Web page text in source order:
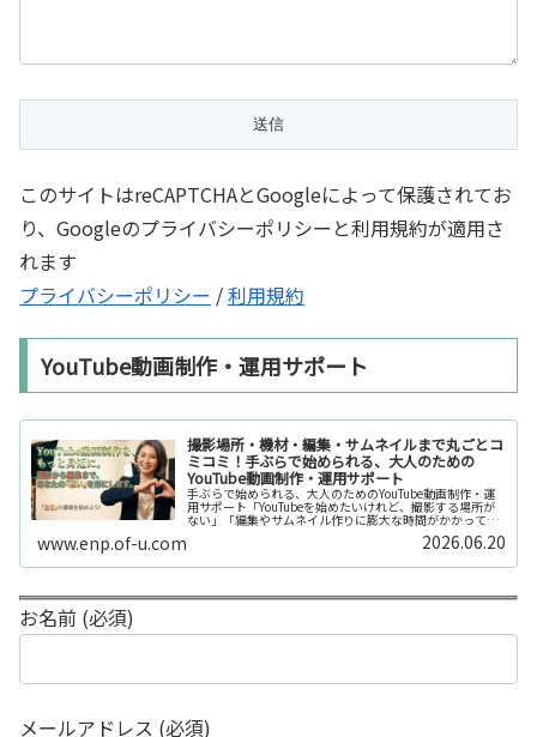
このサイトはreCAPTCHAとGoogleによって保護されてお
り、Googleのプライバシーポリシーと利用規約が適用さ
れます
プライバシーポリシー /利用規約
YouTube動画制作・運用サポート
撮影場所・機材・編集・サムネイルまで丸ごとコ
ミコミ！手ぶらで始められる、大人のための
YouTube動画制作・運用サポート
手ぶらで始められる、大人のためのYouTube動画制作・運
用サポート「YouTubeを始めたいけれど、撮影する場所が
ない」「編集やサムネイル作りに膨大な時間がかかって長
続きしない」「機材を揃えるだけで何万円もかかってしま
www.enp.of-u.com 2026.06.20
お名前 (必須)
メールアドレス (必須)